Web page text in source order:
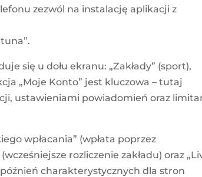
zezwól na instalację aplikacji z
się u dołu ekranu: „Zakłady” (sport),
„Moje Konto” jest kluczowa – tutaj
ustawieniami powiadomień oraz
wpłacania” (wpłata poprzez
rozliczenie zakładu) oraz
charakterystycznych dla stron